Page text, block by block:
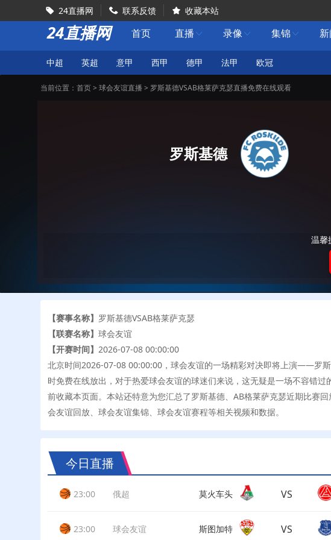
 24直播网  联系反馈  收藏本站
24直播网 首页 直播  录像  集锦
中超 英超 意甲 西甲 德甲 法甲 欧冠
当前位置： 首页> 球会友谊直播> 罗斯基德VSAB格莱萨克瑟直播免费在线观看
罗斯基德
温馨
【赛事名称】 罗斯基德VSAB格莱萨克瑟
【联赛名称】 球会友谊
【开赛时间】 2026-07-08 00:00:00
北京时间2026-07-08 00:00:00，球会友谊的一场精彩对决即将上演——罗
时免费在线放出，对于热爱球会友谊的球迷们来说，这无疑是一场不容错
前收藏本页面。本站还特意为您汇总了罗斯基德、AB格莱萨克瑟近期比赛
会友谊回放、球会友谊集锦、球会友谊赛程等相关视频和数据。
今日直播
23:00 俄超 莫火车头 VS
23:00 球会友谊 斯图加特 VS